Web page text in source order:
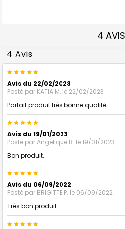
4 AVIS
4 Avis
5
Avis du 22/02/2023
Posté par KATIA M. le 22/02/2023
Parfait produit très bonne qualité.
5
Avis du 19/01/2023
Posté parAngelique B. le 19/01/2023
Bon produit.
5
Avis du 06/09/2022
Posté par BRIGITTE P. le 06/09/2022
Très bon produit.
5